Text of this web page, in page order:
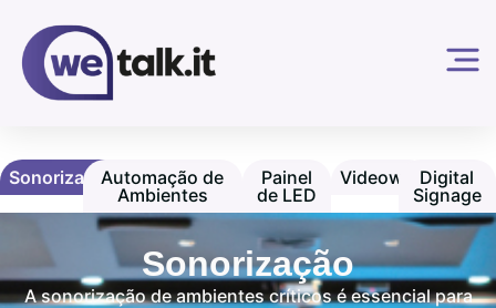
SonorizaçãoAutomação de
Ambientes
Painel
de LED
VideowallDigital
Signage
Sonorização
A sonorização de ambientes críticos é essencial para